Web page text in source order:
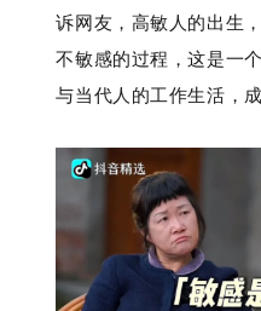
诉网友，高敏人的出生
不敏感的过程，这是一
与当代人的工作生活，